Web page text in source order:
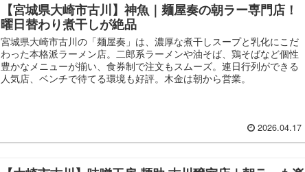
【宮城県大崎市古川】神魚｜麺屋奏の朝ラー専門店！
曜日替わり煮干しが絶品
宮城県大崎市古川の「麺屋奏」は、濃厚な煮干しスープと乳化にこだ
わった本格派ラーメン店。二郎系ラーメンや油そば、鶏そばなど個性
豊かなメニューが揃い、食券制で注文もスムーズ。連日行列ができる
人気店、ベンチで待てる環境も好評。木金は朝から営業。
2026.04.17